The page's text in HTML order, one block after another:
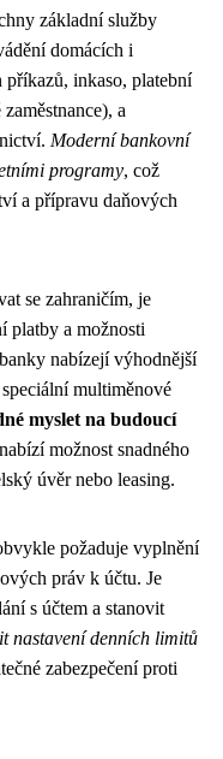
základní služby
domácích i
příkazů, inkaso, platební
a
Moderní bankovní
programy, což
a přípravu daňových
se zahraničím, je
platby a možnosti
nabízejí výhodnější
multiměnové
myslet na budoucí
možnost snadného
úvěr nebo leasing.
požaduje vyplnění
práv k účtu. Je
s účtem a stanovit
nastavení denních limitů
zabezpečení proti